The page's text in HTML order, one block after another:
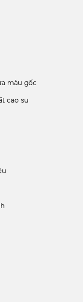
màu gốc
cao su